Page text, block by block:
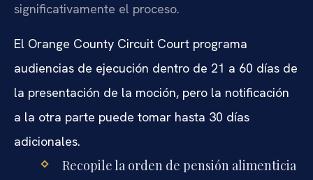
significativamente el proceso.
El Orange County Circuit Court programa
audiencias de ejecución dentro de 21 a 60 días de
la presentación de la moción, pero la notificación
a la otra parte puede tomar hasta 30 días
adicionales.
Recopile la orden de pensión alimenticia